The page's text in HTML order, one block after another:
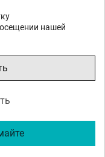
нашей